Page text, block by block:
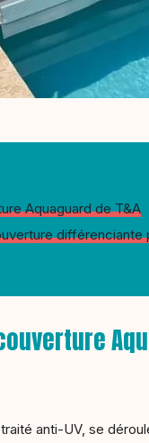
Aquaguard de T&A
différenciante
anti-UV, se